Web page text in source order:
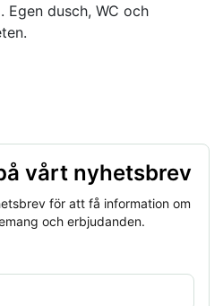
dusch, WC och
vårt nyhetsbrev
för att få information om
och erbjudanden.